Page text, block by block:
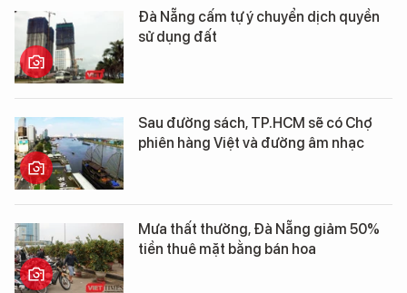
Đà Nẵng cấm tự ý chuyển dịch quyền
sử dụng đất
Sau đường sách, TP.HCM sẽ có Chợ
phiên hàng Việt và đường âm nhạc
Mưa thất thường, Đà Nẵng giảm 50%
tiền thuê mặt bằng bán hoa